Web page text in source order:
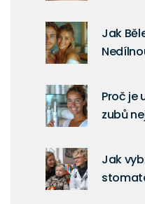
vyrůstání
Jak
Hygienu
Proč je
zubů
Jak